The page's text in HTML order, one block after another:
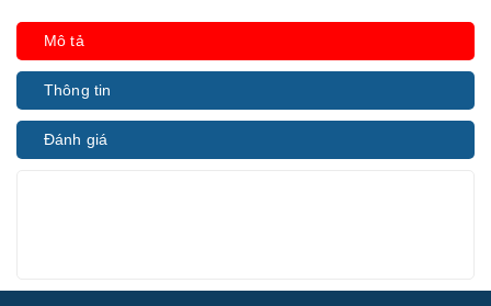
Mô tả
Thông tin
Đánh giá